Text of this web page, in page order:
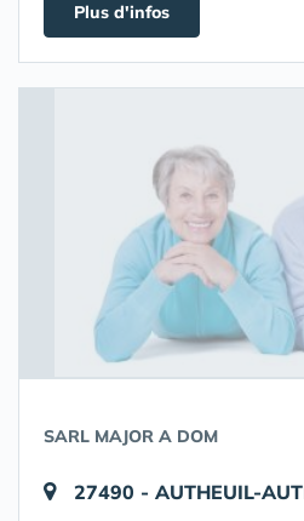
Plus d'infos
SARL MAJOR A DOM
27490 - AUTHEUIL-